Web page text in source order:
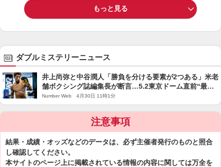
もっと見る
ダブルミステリーニュース
井上尚弥と中谷潤人「勝負を分ける要素が2つある」米老
舗ボクシング誌編集長が断言…5.2東京ドーム直前“最終
予想”「ナカタニにも見せ場はあるだろう」
Number Web 4月30日 11時1分
注意事項
結果・成績・オッズなどのデータは、必ず主催者発行のものと照合
し確認してください。
本サイトのページ上に掲載されている情報の内容に関しては万全を